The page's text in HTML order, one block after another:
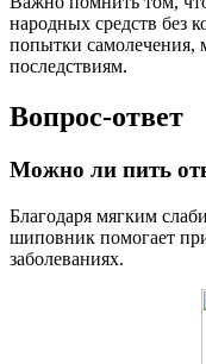
народных средств без
попытки самолечения,
последствиям.
Вопрос-ответ
Можно ли пить
Благодаря мягким
шиповник помогает
заболеваниях.